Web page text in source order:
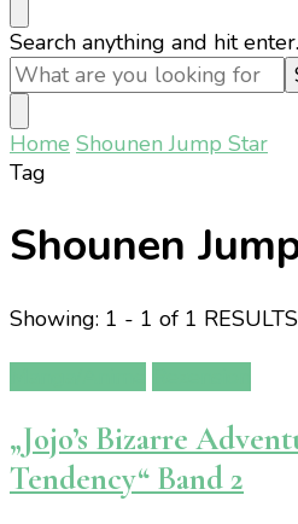
Looking
for
Something?
Search anything and hit enter.
Home Shounen Jump Star
Tag
Shounen
Showing: 1 - 1 of 1 RESULTS
„Jojo’s Bizarre
Tendency“ Band 2